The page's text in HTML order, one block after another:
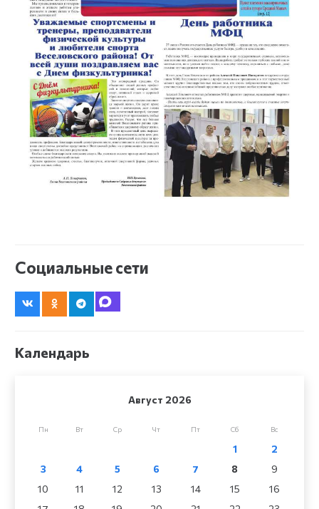
Социальные сети
Календарь
Август 2026
Пн Вт Ср Чт Пт Сб Вс
1
2
3
4 5 6 7 8
9
10
11 12 13 14 15
16